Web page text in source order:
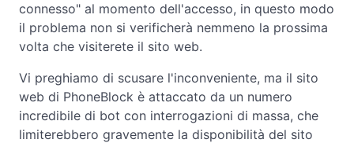
connesso" al momento dell'accesso, in questo modo
il problema non si verificherà nemmeno la prossima
volta che visiterete il sito web.
Vi preghiamo di scusare l'inconveniente, ma il sito
web di PhoneBlock è attaccato da un numero
incredibile di bot con interrogazioni di massa, che
limiterebbero gravemente la disponibilità del sito